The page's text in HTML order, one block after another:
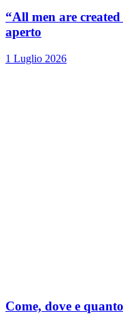
“All men are
aperto
1 Luglio 2026
Come, dove e